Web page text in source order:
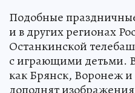
Подобные
и в других регионах
Останкинской
с играющими детьми.
как Брянск, Воронеж и